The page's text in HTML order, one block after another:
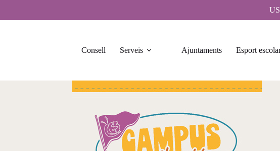
Consell Serveis Ajuntaments Esport